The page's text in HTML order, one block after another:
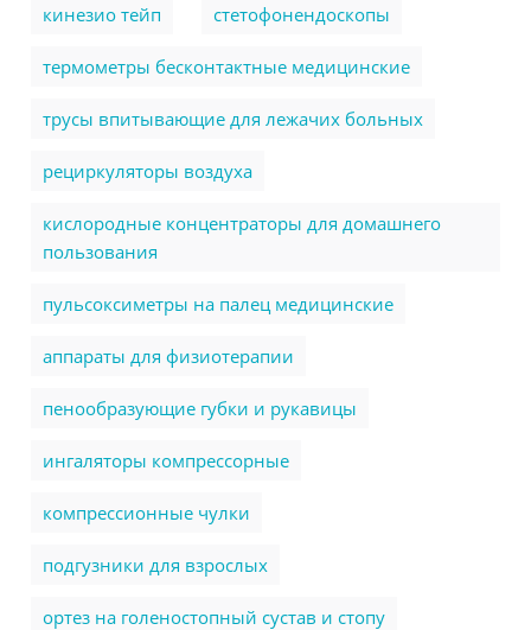
кинезио тейп стетофонендоскопы
термометры бесконтактные медицинские
трусы впитывающие для лежачих больных
рециркуляторы воздуха
кислородные концентраторы для домашнего
пользования
пульсоксиметры на палец медицинские
аппараты для физиотерапии
пенообразующие губки и рукавицы
ингаляторы компрессорные
компрессионные чулки
подгузники для взрослых
ортез на голеностопный сустав и стопу